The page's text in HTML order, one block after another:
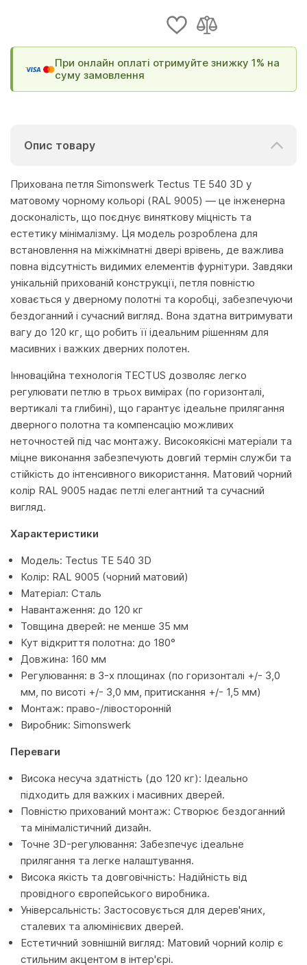
При онлайн оплаті отримуйте знижку 1% на
суму замовлення
Опис товару
Прихована петля Simonswerk Tectus TE 540 3D у
матовому чорному кольорі (RAL 9005) — це інженерна
досконалість, що поєднує виняткову міцність та
естетику мінімалізму. Ця модель розроблена для
встановлення на міжкімнатні двері врівень, де важлива
повна відсутність видимих елементів фурнітури. Завдяки
унікальній прихованій конструкції, петля повністю
ховається у дверному полотні та коробці, забезпечуючи
бездоганний і сучасний вигляд. Вона здатна витримувати
вагу до 120 кг, що робить її ідеальним рішенням для
масивних і важких дверних полотен.
Інноваційна технологія TECTUS дозволяє легко
регулювати петлю в трьох вимірах (по горизонталі,
вертикалі та глибині), що гарантує ідеальне прилягання
дверного полотна та компенсацію можливих
неточностей під час монтажу. Високоякісні матеріали та
міцне виконання забезпечують довгий термін служби та
стійкість до інтенсивного використання. Матовий чорний
колір RAL 9005 надає петлі елегантний та сучасний
вигляд.
Характеристики
Модель: Tectus TE 540 3D
Колір: RAL 9005 (чорний матовий)
Матеріал: Сталь
Навантаження: до 120 кг
Товщина дверей: не менше 35 мм
Кут відкриття полотна: до 180°
Довжина: 160 мм
Регулювання: в 3-х площинах (по горизонталі +/- 3,0
мм, по висоті +/- 3,0 мм, притискання +/- 1,5 мм)
Монтаж: право-/лівосторонній
Виробник: Simonswerk
Переваги
Висока несуча здатність (до 120 кг): Ідеально
підходить для важких і масивних дверей.
Повністю прихований монтаж: Створює бездоганний
та мінімалістичний дизайн.
Точне 3D-регулювання: Забезпечує ідеальне
прилягання та легке налаштування.
Висока якість та довговічність: Надійність від
провідного європейського виробника.
Універсальність: Застосовується для дерев'яних,
сталевих та алюмінієвих дверей.
Естетичний зовнішній вигляд: Матовий чорний колір є
стильним акцентом в інтер'єрі.